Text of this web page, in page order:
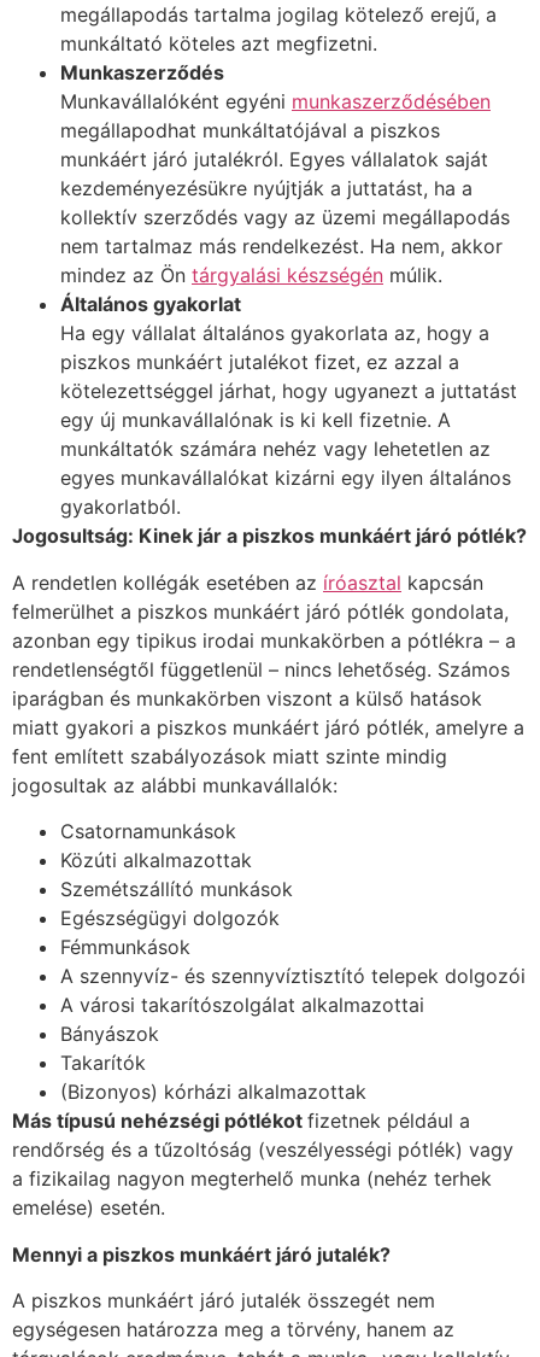
megállapodás tartalma jogilag kötelező erejű, a
munkáltató köteles azt megfizetni.
Munkaszerződés
Munkavállalóként egyéni munkaszerződésében
megállapodhat munkáltatójával a piszkos
munkáért járó jutalékról. Egyes vállalatok saját
kezdeményezésükre nyújtják a juttatást, ha a
kollektív szerződés vagy az üzemi megállapodás
nem tartalmaz más rendelkezést. Ha nem, akkor
mindez az Ön tárgyalási készségén múlik.
Általános gyakorlat
Ha egy vállalat általános gyakorlata az, hogy a
piszkos munkáért jutalékot fizet, ez azzal a
kötelezettséggel járhat, hogy ugyanezt a juttatást
egy új munkavállalónak is ki kell fizetnie. A
munkáltatók számára nehéz vagy lehetetlen az
egyes munkavállalókat kizárni egy ilyen általános
gyakorlatból.
Jogosultság: Kinek jár a piszkos munkáért járó pótlék?
A rendetlen kollégák esetében az íróasztal kapcsán
felmerülhet a piszkos munkáért járó pótlék gondolata,
azonban egy tipikus irodai munkakörben a pótlékra – a
rendetlenségtől függetlenül – nincs lehetőség. Számos
iparágban és munkakörben viszont a külső hatások
miatt gyakori a piszkos munkáért járó pótlék, amelyre a
fent említett szabályozások miatt szinte mindig
jogosultak az alábbi munkavállalók:
Csatornamunkások
Közúti alkalmazottak
Szemétszállító munkások
Egészségügyi dolgozók
Fémmunkások
A szennyvíz- és szennyvíztisztító telepek dolgozói
A városi takarítószolgálat alkalmazottai
Bányászok
Takarítók
(Bizonyos) kórházi alkalmazottak
Más típusú nehézségi pótlékot fizetnek például a
rendőrség és a tűzoltóság (veszélyességi pótlék) vagy
a fizikailag nagyon megterhelő munka (nehéz terhek
emelése) esetén.
Mennyi a piszkos munkáért járó jutalék?
A piszkos munkáért járó jutalék összegét nem
egységesen határozza meg a törvény, hanem az